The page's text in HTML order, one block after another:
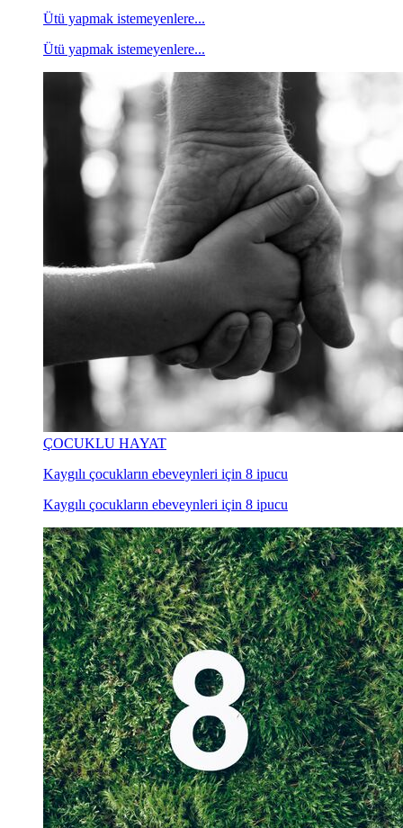
Ütü yapmak istemeyenlere...
Ütü yapmak istemeyenlere...
ÇOCUKLU HAYAT
Kaygılı çocukların ebeveynleri için 8 ipucu
Kaygılı çocukların ebeveynleri için 8 ipucu